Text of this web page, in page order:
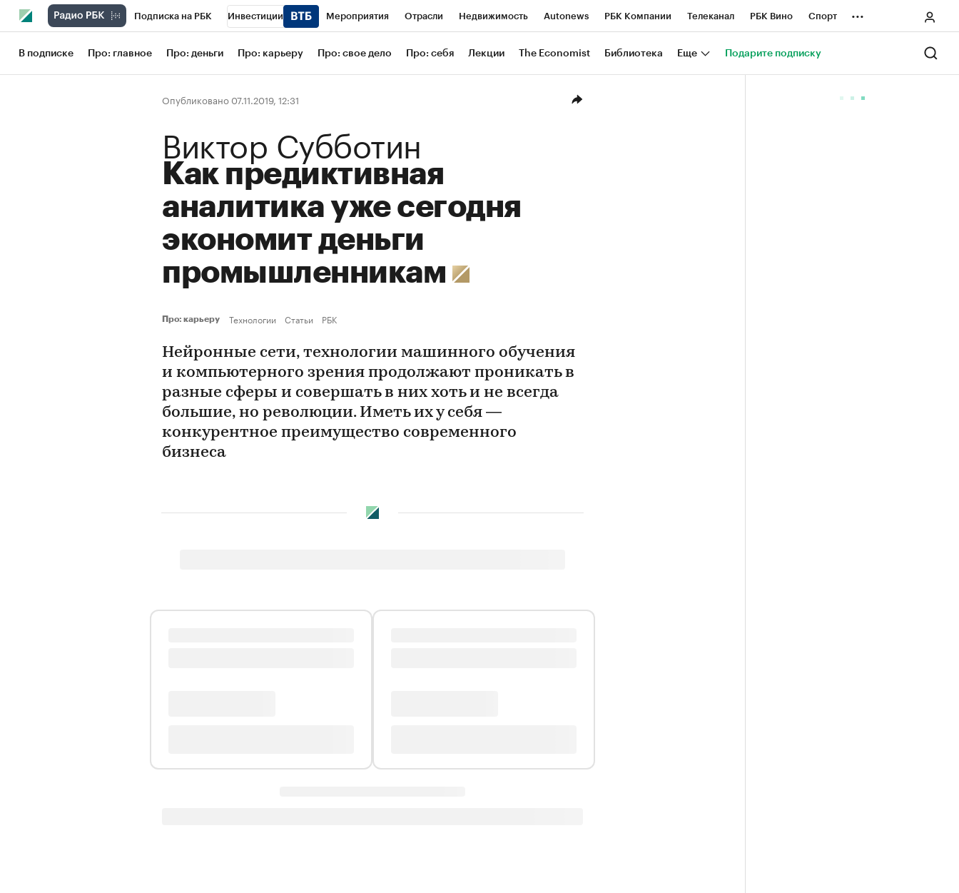
Подписка на РБК Инвестиции Мероприятия Отрасли Недвижимость Autonews РБК Компании Телеканал РБК Вино Спорт
Школа управления РБК РБК Образование РБК Life Тренды Визионеры Национальные проекты Город
Рынок наличной валюты
...
В подписке Про: главное Про: деньги Про: карьеру Про: свое дело Про: себя Лекции The Economist Библиотека Еще Подарите подписку
Опубликовано 07.11.2019, 12:31
Виктор Субботин
Как предиктивная
аналитика уже сегодня
экономит деньги
промышленникам
Про: карьеру Технологии Статьи РБК
Нейронные сети, технологии машинного обучения
и компьютерного зрения продолжают проникать в
разные сферы и совершать в них хоть и не всегда
большие, но революции. Иметь их у себя —
конкурентное преимущество современного
бизнеса